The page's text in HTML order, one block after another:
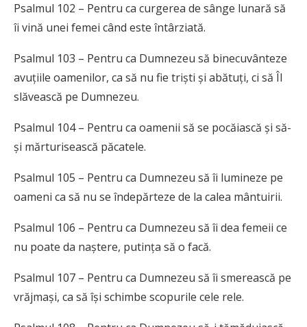
Psalmul 102 – Pentru ca curgerea de sânge lunară să
îi vină unei femei când este întârziată.
Psalmul 103 – Pentru ca Dumnezeu să binecuvânteze
avuțiile oamenilor, ca să nu fie triști și abătuți, ci să Îl
slăvească pe Dumnezeu.
Psalmul 104 – Pentru ca oamenii să se pocăiască și să-
și mărturisească păcatele.
Psalmul 105 – Pentru ca Dumnezeu să îi lumineze pe
oameni ca să nu se îndepărteze de la calea mântuirii.
Psalmul 106 – Pentru ca Dumnezeu să îi dea femeii ce
nu poate da naștere, putința să o facă.
Psalmul 107 – Pentru ca Dumnezeu să îi smerească pe
vrăjmași, ca să își schimbe scopurile cele rele.